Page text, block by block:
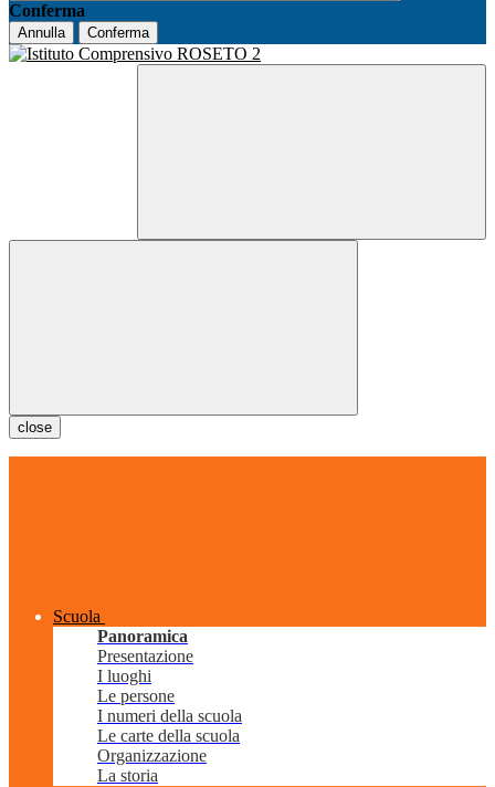
Conferma
Annulla Conferma
close
Scuola
Panoramica
Presentazione
I luoghi
Le persone
I numeri della scuola
Le carte della scuola
Organizzazione
La storia